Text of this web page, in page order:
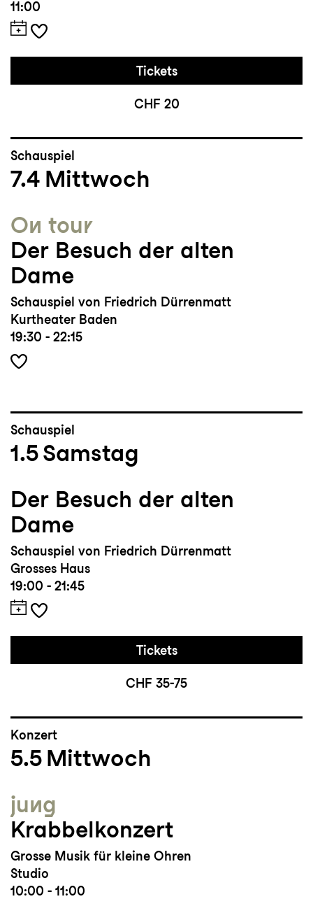
11:00
Tickets
CHF 20
Schauspiel
7.4 Mittwoch
On tour
Der Besuch der alten
Dame
Schauspiel von Friedrich Dürrenmatt
Kurtheater Baden
19:30 - 22:15
Schauspiel
1.5Samstag
Der Besuch der alten
Dame
Schauspiel von Friedrich Dürrenmatt
Grosses Haus
19:00 - 21:45
Tickets
CHF 35-75
Konzert
5.5 Mittwoch
jung
Krabbelkonzert
Grosse Musik für kleine Ohren
Studio
10:00 - 11:00